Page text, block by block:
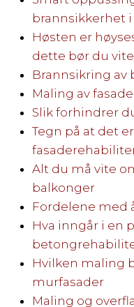
brannsikkerhet i
Høsten er
dette bør du
Brannsikring
Maling av
Slik forhindrer
Tegn på at det
Alt du må vite
balkonger
Fordelene med
Hva inngår i en
Hvilken maling
murfasader
Maling og